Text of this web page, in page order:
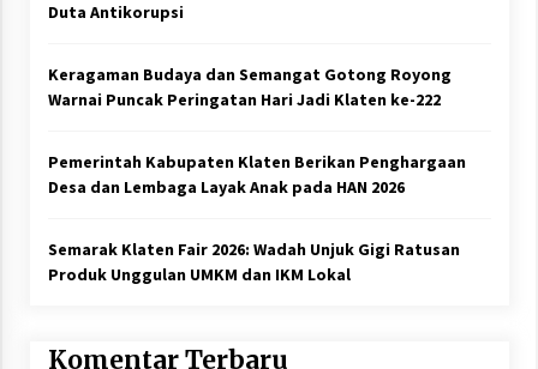
Duta Antikorupsi
Keragaman Budaya dan Semangat Gotong Royong
Warnai Puncak Peringatan Hari Jadi Klaten ke-222
Pemerintah Kabupaten Klaten Berikan Penghargaan
Desa dan Lembaga Layak Anak pada HAN 2026
Semarak Klaten Fair 2026: Wadah Unjuk Gigi Ratusan
Produk Unggulan UMKM dan IKM Lokal
Komentar Terbaru